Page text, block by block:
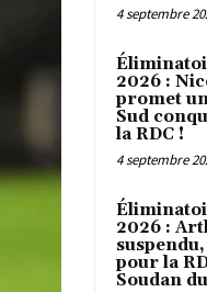
4 septembre
2026 :
promet
Sud
la RDC !
4 septembre
2026 :
pour la
Soudan